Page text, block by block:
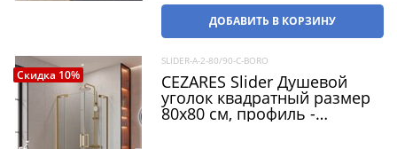
ДОБАВИТЬ В КОРЗИНУ
Скидка 10%
SLIDER-A-2-80/90-C-BORO
CEZARES Slider Душевой
уголок квадратный размер
80x80 см, профиль -